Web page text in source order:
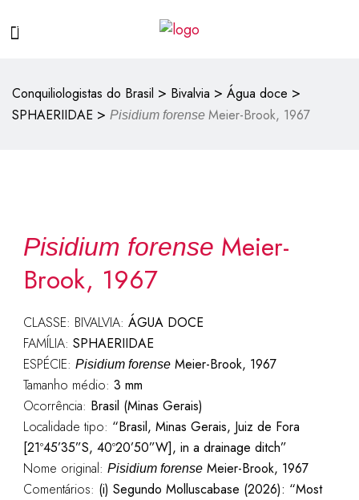
Conquiliologistas do Brasil > Bivalvia > Água doce >
SPHAERIIDAE > Pisidium forense Meier-Brook, 1967
Pisidium forense Meier-
Brook, 1967
CLASSE: BIVALVIA: ÁGUA DOCE
FAMÍLIA: SPHAERIIDAE
ESPÉCIE: Pisidium forenseMeier-Brook, 1967
Tamanho médio: 3 mm
Ocorrência: Brasil (Minas Gerais)
Localidade tipo: “Brasil, Minas Gerais, Juiz de Fora
[21º45’35”S, 40º20’50”W], in a drainage ditch”
Nome original: Pisidium forenseMeier-Brook, 1967
Comentários: (i) Segundo Molluscabase (2026): “Most